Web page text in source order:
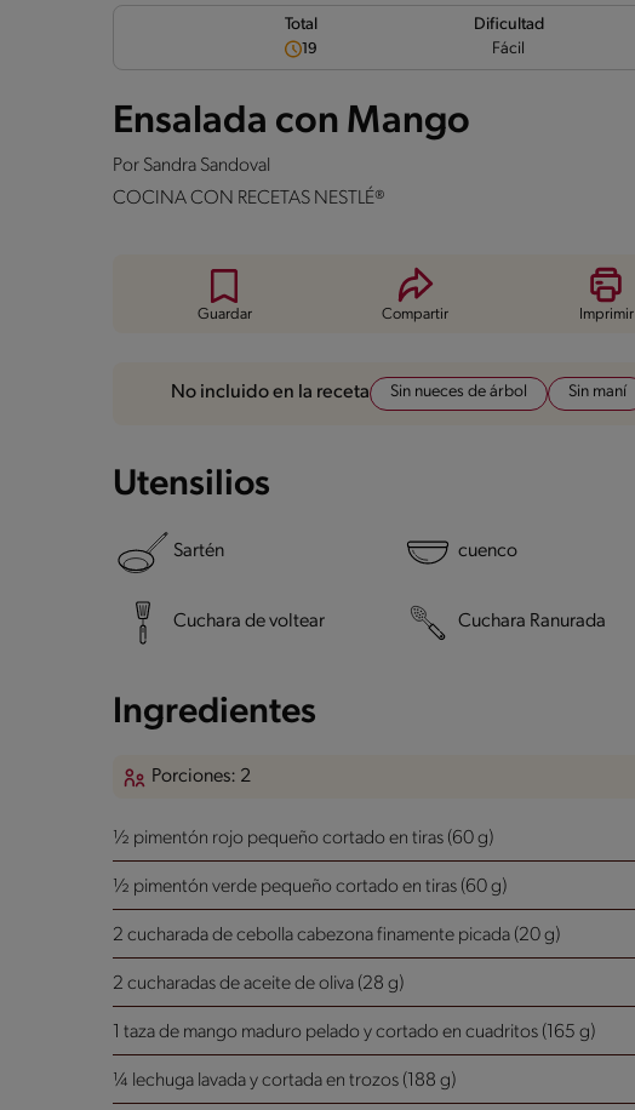
Total
19
Dificultad
Fácil
Ensalada con Mango
Por Sandra Sandoval
COCINA CON RECETAS NESTLÉ®
Guardar Compartir Imprimir
No incluido en la receta Sin nueces de árbol Sin maní
Utensilios
Sartén cuenco
Cuchara de voltear Cuchara Ranurada
Ingredientes
Porciones: 2
½ pimentón rojo pequeño cortado en tiras (60 g)
½ pimentón verde pequeño cortado en tiras (60 g)
2 cucharada de cebolla cabezona finamente picada (20 g)
2 cucharadas de aceite de oliva (28 g)
1 taza de mango maduro pelado y cortado en cuadritos (165 g)
¼ lechuga lavada y cortada en trozos (188 g)